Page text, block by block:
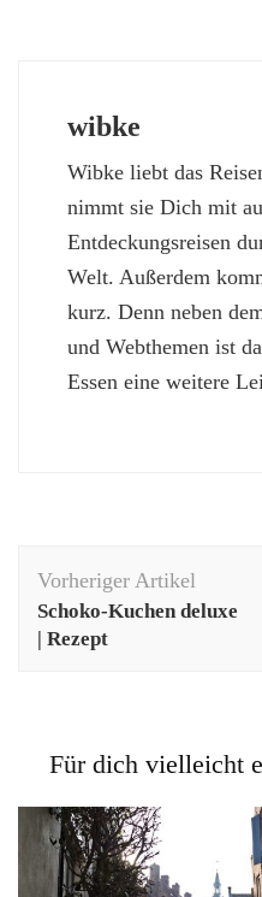
wibke
Wibke liebt das
nimmt sie Dich mit
Entdeckungsreisen
Welt. Außerdem
kurz. Denn neben
und Webthemen ist
Essen eine weitere
Vorheriger Artikel
Schoko-Kuchen deluxe
| Rezept
Für dich vielleicht